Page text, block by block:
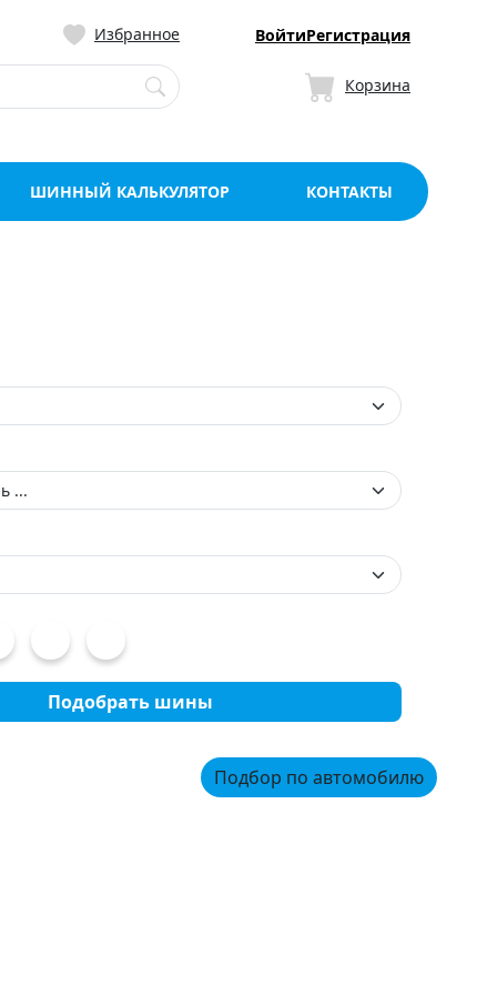
со склада в
Избранное ВойтиРегистрация
Корзина
ШИННЫЙ КАЛЬКУЛЯТОР КОНТАКТЫ
Подобрать шины
Подбор по автомобилю